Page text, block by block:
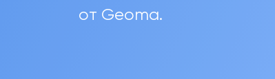
от Geoma.